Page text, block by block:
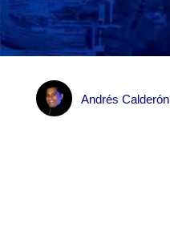
Andrés Calderón